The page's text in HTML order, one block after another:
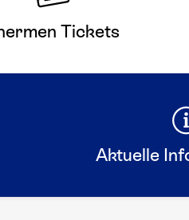
Tickets
Aktuelle